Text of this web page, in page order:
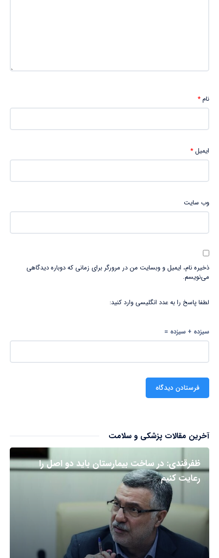
نام*
ایمیل*
وب‌ سایت
ذخیره نام، ایمیل و وبسایت من در مرورگر برای زمانی که دوباره دیدگاهی
می‌نویسم.
لطفا پاسخ را به عدد انگلیسی وارد کنید:
سیزده + سیزده =
آخرین مقالات پزشکی و سلامت
ظفرقندی: در ساخت بیمارستان باید دو اصل را
رعایت کنیم